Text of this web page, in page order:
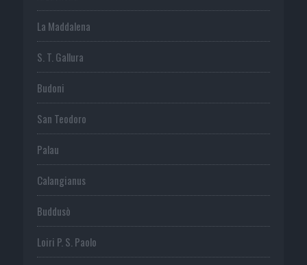
La Maddalena
S. T. Gallura
Budoni
San Teodoro
Palau
Calangianus
Buddusò
Loiri P. S. Paolo